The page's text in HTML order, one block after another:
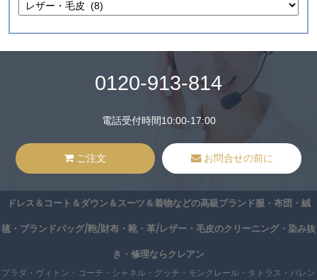
0120-913-814
電話受付時間10:00-17:00
ご注文 お問合せの前に
ドレス＆コート＆ダウン＆スーツ＆着物などの高級ブランド服・布団・絨
毯・ブランドバッグ/鞄/財布・靴・革/レザー・毛皮のクリーニング・染み抜
き・修理ならクレアン
プラダ・ヴィトン・コーチ・シャネル・グッチ・モンクレール・タトラス・バレン